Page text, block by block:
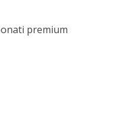
premium